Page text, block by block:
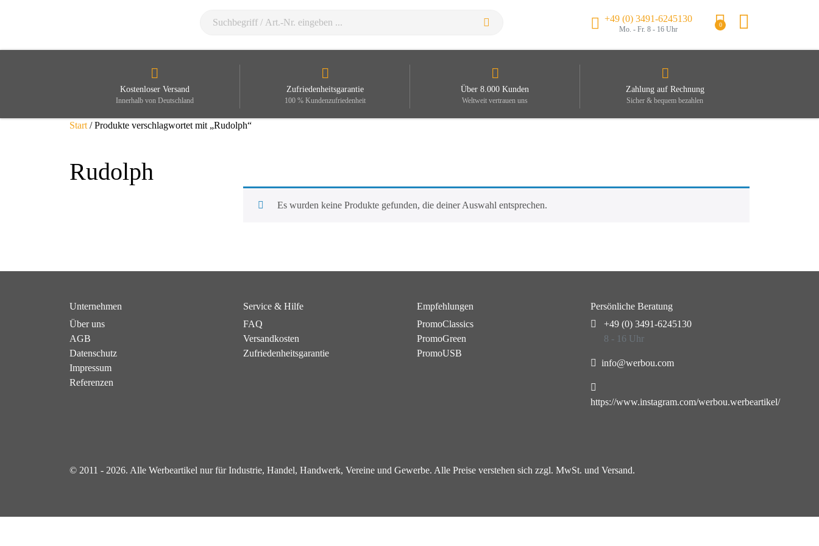
+49 (0) 3491-6245130
Mo. - Fr. 8 - 16 Uhr
0
Kostenloser Versand
Innerhalb von Deutschland
Zufriedenheitsgarantie
100 % Kundenzufriedenheit
Über 8.000 Kunden
Weltweit vertrauen uns
Zahlung auf Rechnung
Sicher & bequem bezahlen
Start / Produkte verschlagwortet mit „Rudolph“
Rudolph
Es wurden keine Produkte gefunden, die deiner Auswahl entsprechen.
Unternehmen
Über uns
AGB
Datenschutz
Impressum
Referenzen
Service & Hilfe
FAQ
Versandkosten
Zufriedenheitsgarantie
Empfehlungen
PromoClassics
PromoGreen
PromoUSB
Persönliche Beratung
+49 (0) 3491-6245130
8 - 16 Uhr
info@werbou.com
https://www.instagram.com/werbou.werbeartikel/
© 2011 - 2026. Alle Werbeartikel nur für Industrie, Handel, Handwerk, Vereine und Gewerbe. Alle Preise verstehen sich zzgl. MwSt. und Versand.